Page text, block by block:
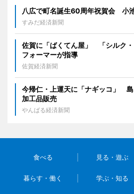
八広で町名誕生60周年祝賀会 小
すみだ経済新聞
佐賀に「ばくてん屋」 「シルク
フォーマーが指導
佐賀経済新聞
今帰仁・上運天に「ナギッコ」
加工品販売
やんばる経済新聞
食べる 見る・遊ぶ
暮らす・働く 学ぶ・知る